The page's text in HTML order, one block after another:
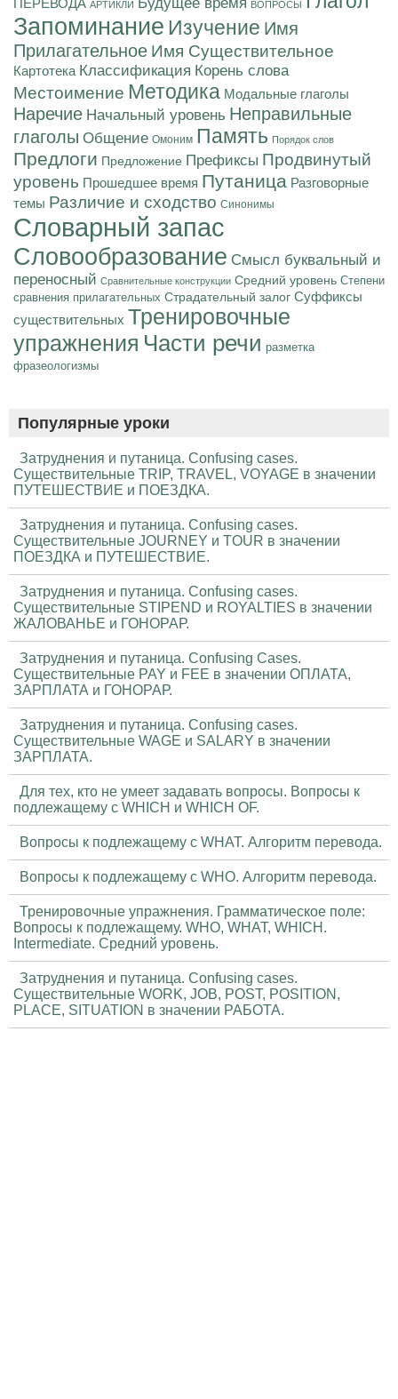
ПЕРЕВОДА АРТИКЛИ ВОПРОСЫ
Запоминание Изучение Имя
Прилагательное Имя Существительное
Картотека Классификация Корень слова
Местоимение Методика Модальные глаголы
Наречие Начальный уровень Неправильные
глаголы Общение Омоним Память Порядок слов
Предлоги Предложение Префиксы Продвинутый
уровень Прошедшее время Путаница Разговорные
темы Различие и сходство Синонимы
Словарный запас
Словообразование Смысл буквальный и
переносный Сравнительные конструкции Средний уровень Степени
сравнения прилагательных Страдательный залог Суффиксы
существительных Тренировочные
упражнения Части речи разметка
фразеологизмы
Популярные уроки
Затруднения и путаница. Confusing cases.
Существительные TRIP, TRAVEL, VOYAGE в значении
ПУТЕШЕСТВИЕ и ПОЕЗДКА.
Затруднения и путаница. Confusing cases.
Существительные JOURNEY и TOUR в значении
ПОЕЗДКА и ПУТЕШЕСТВИЕ.
Затруднения и путаница. Confusing cases.
Существительные STIPEND и ROYALTIES в значении
ЖАЛОВАНЬЕ и ГОНОРАР.
Затруднения и путаница. Confusing Cases.
Существительные PAY и FEE в значении ОПЛАТА,
ЗАРПЛАТА и ГОНОРАР.
Затруднения и путаница. Confusing cases.
Существительные WAGE и SALARY в значении
ЗАРПЛАТА.
Для тех, кто не умеет задавать вопросы. Вопросы к
подлежащему с WHICH и WHICH OF.
Вопросы к подлежащему с WHAT. Алгоритм перевода.
Вопросы к подлежащему с WHO. Алгоритм перевода.
Тренировочные упражнения. Грамматическое поле:
Вопросы к подлежащему. WHO, WHAT, WHICH.
Intermediate. Средний уровень.
Затруднения и путаница. Confusing cases.
Существительные WORK, JOB, POST, POSITION,
PLACE, SITUATION в значении РАБОТА.